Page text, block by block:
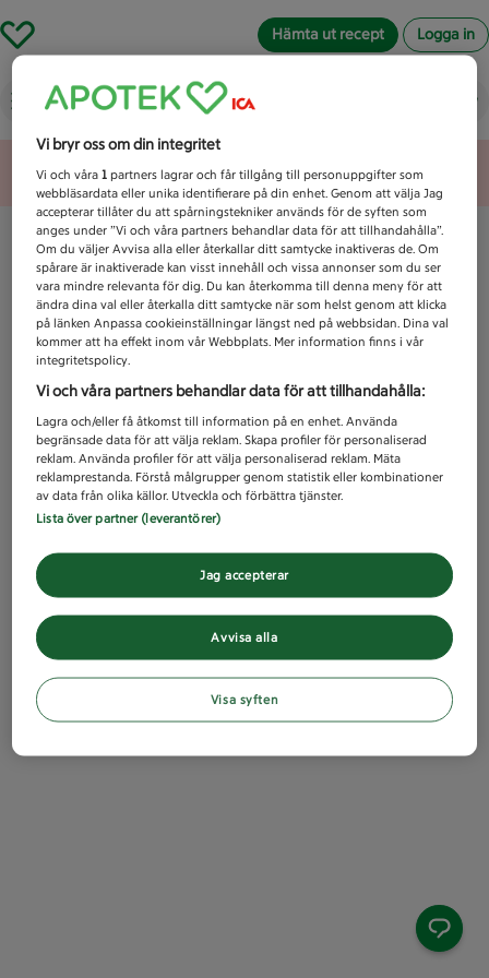
Hämta ut recept Logga in
Vad letar du efter idag?
Unknown error
Vi bryr oss om din integritet
Vi och våra1 partners lagrar och får tillgång till personuppgifter som
webbläsardata eller unika identifierare på din enhet. Genom att välja Jag
accepterar tillåter du att spårningstekniker används för de syften som
anges under ”Vi och våra partners behandlar data för att tillhandahålla”.
Om du väljer Avvisa alla eller återkallar ditt samtycke inaktiveras de. Om
spårare är inaktiverade kan visst innehåll och vissa annonser som du ser
vara mindre relevanta för dig. Du kan återkomma till denna meny för att
ändra dina val eller återkalla ditt samtycke när som helst genom att klicka
på länken Anpassa cookieinställningar längst ned på webbsidan. Dina val
kommer att ha effekt inom vår Webbplats. Mer information finns i vår
integritetspolicy.
Vi och våra partners behandlar data för att tillhandahålla:
Lagra och/eller få åtkomst till information på en enhet. Använda
begränsade data för att välja reklam. Skapa profiler för personaliserad
reklam. Använda profiler för att välja personaliserad reklam. Mäta
reklamprestanda. Förstå målgrupper genom statistik eller kombinationer
av data från olika källor. Utveckla och förbättra tjänster.
Lista över partner (leverantörer)
Avvisa alla
Jag accepterar
Visa syften